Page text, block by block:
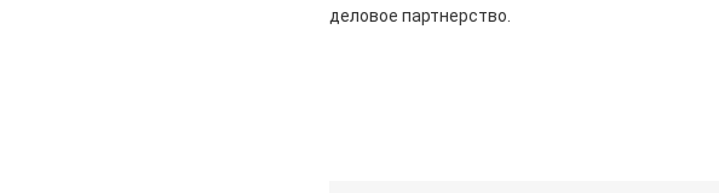
деловое партнерство.